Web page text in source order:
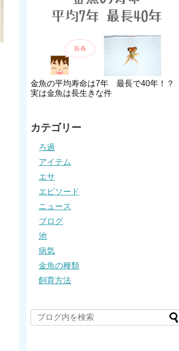
金魚の平均寿命は7年 最長で40年！？
実は金魚は長生きな件
カテゴリー
ろ過
アイテム
エサ
エピソード
ニュース
ブログ
池
病気
金魚の種類
飼育方法